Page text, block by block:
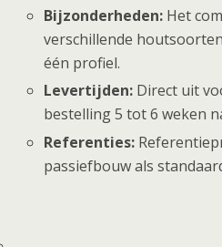
Bijzonderheden: Het
verschillende
één profiel.
Levertijden: Direct uit
bestelling 5 tot 6 weken
Referenties:
passiefbouw als